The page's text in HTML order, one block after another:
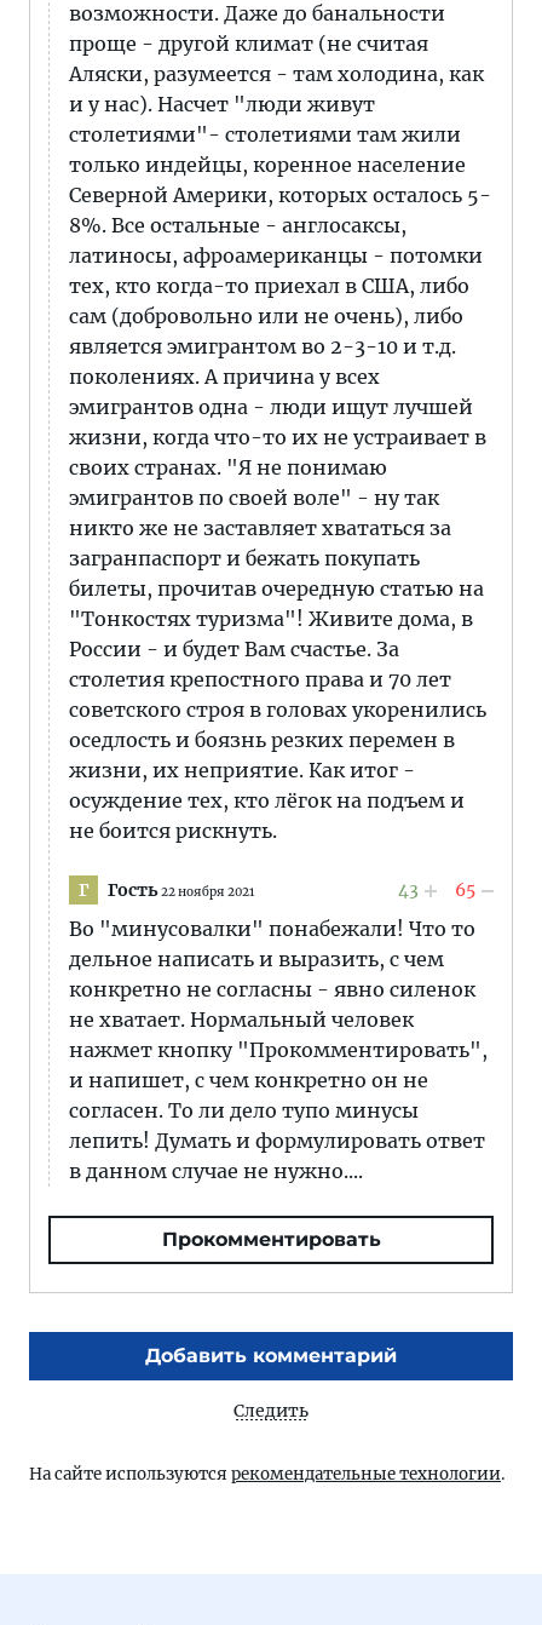
возможности. Даже до банальности
проще - другой климат (не считая
Аляски, разумеется - там холодина, как
и у нас). Насчет "люди живут
столетиями"- столетиями там жили
только индейцы, коренное население
Северной Америки, которых осталось 5-
8%. Все остальные - англосаксы,
латиносы, афроамериканцы - потомки
тех, кто когда-то приехал в США, либо
сам (добровольно или не очень), либо
является эмигрантом во 2-3-10 и т.д.
поколениях. А причина у всех
эмигрантов одна - люди ищут лучшей
жизни, когда что-то их не устраивает в
своих странах. "Я не понимаю
эмигрантов по своей воле" - ну так
никто же не заставляет хвататься за
загранпаспорт и бежать покупать
билеты, прочитав очередную статью на
"Тонкостях туризма"! Живите дома, в
России - и будет Вам счастье. За
столетия крепостного права и 70 лет
советского строя в головах укоренились
оседлость и боязнь резких перемен в
жизни, их неприятие. Как итог -
осуждение тех, кто лёгок на подъем и
не боится рискнуть.
Г Гость22 ноября 2021 43 65
Во "минусовалки" понабежали! Что то
дельное написать и выразить, с чем
конкретно не согласны - явно силенок
не хватает. Нормальный человек
нажмет кнопку "Прокомментировать",
и напишет, с чем конкретно он не
согласен. То ли дело тупо минусы
лепить! Думать и формулировать ответ
в данном случае не нужно....
Прокомментировать
Добавить комментарий
Следить
На сайте используются рекомендательные технологии.